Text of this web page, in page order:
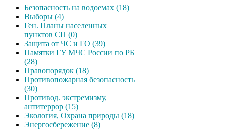
Безопасность на водоемах (18)
Выборы (4)
Ген. Планы населенных
пунктов СП (0)
Защита от ЧС и ГО (39)
Памятки ГУ МЧС России по РБ
(28)
Правопорядок (18)
Противопожарная безопасность
(30)
Противод. экстремизму,
антитеррор (15)
Экология, Охрана природы (18)
Энергосбережение (8)